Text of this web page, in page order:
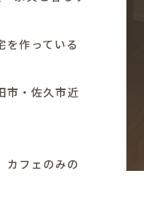
を作っている
市・佐久市近
カフェのみの